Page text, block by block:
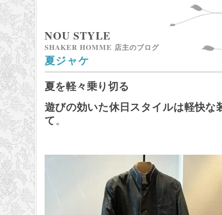
NOU STYLE
SHAKER HOMME 店主のブログ
夏ジャケ
夏を軽々乗り切る
遊びの効いた休日スタイルは軽快な
て。